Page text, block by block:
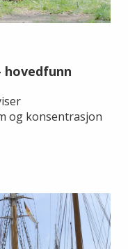
hovedfunn
og konsentrasjon